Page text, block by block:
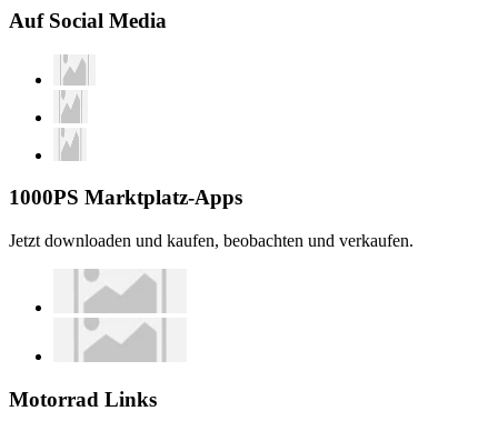
Auf Social Media
1000PS Marktplatz-Apps
Jetzt downloaden und kaufen, beobachten und verkaufen.
Motorrad Links